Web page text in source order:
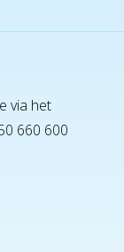
via het
660 600